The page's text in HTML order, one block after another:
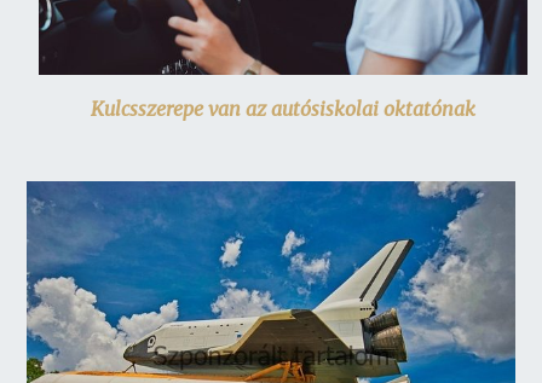
Kulcsszerepe van az autósiskolai oktatónak